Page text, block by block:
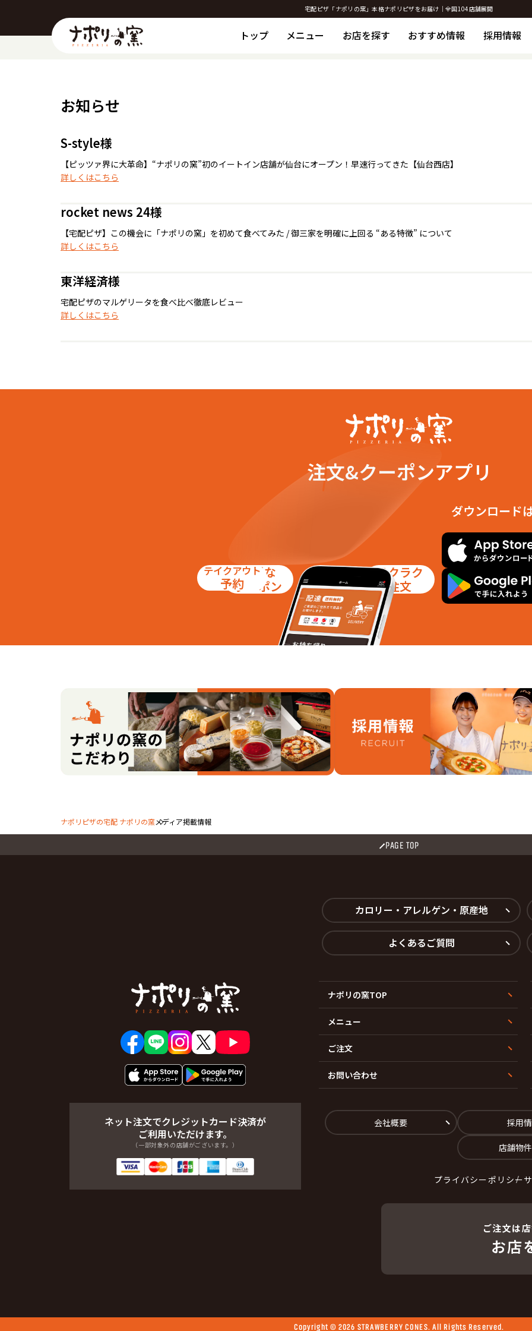
宅配ピザ「ナポリの窯」本格ナポリピザをお届け｜全国104店舗展開
トップ メニュー お店を探す おすすめ情報 採用情報
お知らせ
S-style様
【ピッツァ界に大革命】“ナポリの窯”初のイートイン店舗が仙台にオープン！早速行ってきた【仙台西店】
詳しくはこちら
rocket news 24様
【宅配ピザ】この機会に「ナポリの窯」を初めて食べてみた / 御三家を明確に上回る “ある特徴” について
詳しくはこちら
東洋経済様
宅配ピザのマルゲリータを食べ比べ徹底レビュー
詳しくはこちら
注文&クーポンアプリ
お得な
クーポン
テイクアウト
予約
ラクラク
注文
ダウンロード
ナポリピザの宅配 ナポリの窯 メディア掲載情報
PAGE TOP
ネット注文でクレジットカード決済が
ご利用いただけます。
（一部対象外の店舗がございます。）
カロリー・アレルゲン・原産地
よくあるご質問
ナポリの窯TOP
メニュー
ご注文
お問い合わせ
会社概要 採用
店舗物
プライバシーポリシー
ご注文は
お店
Copyright © 2026 STRAWBERRY CONES. All Rights Reserved.